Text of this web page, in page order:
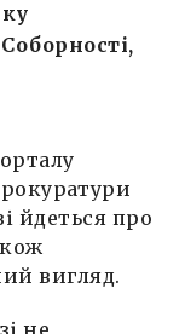
йдеться про
вигляд.